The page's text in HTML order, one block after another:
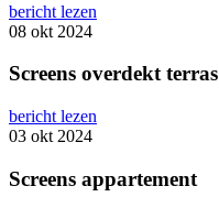
bericht lezen
08 okt 2024
Screens overdekt terras
bericht lezen
03 okt 2024
Screens appartement